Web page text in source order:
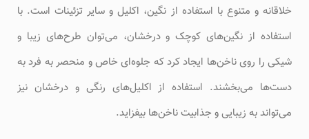
خلاقانه و متنوع با استفاده از نگین، اکلیل و سایر تزئینات است. با
استفاده از نگین‌های کوچک و درخشان، می‌توان طرح‌های زیبا و
شیکی را روی ناخن‌ها ایجاد کرد که جلوه‌ای خاص و منحصر به فرد به
دست‌ها می‌بخشند. استفاده از اکلیل‌های رنگی و درخشان نیز
می‌تواند به زیبایی و جذابیت ناخن‌ها بیفزاید.